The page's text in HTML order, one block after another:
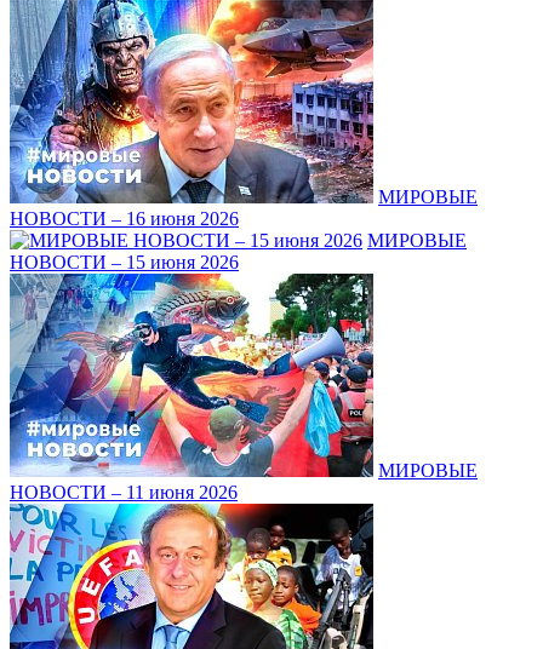
МИРОВЫЕ
НОВОСТИ – 16 июня 2026
МИРОВЫЕ
НОВОСТИ – 15 июня 2026
МИРОВЫЕ
НОВОСТИ – 11 июня 2026